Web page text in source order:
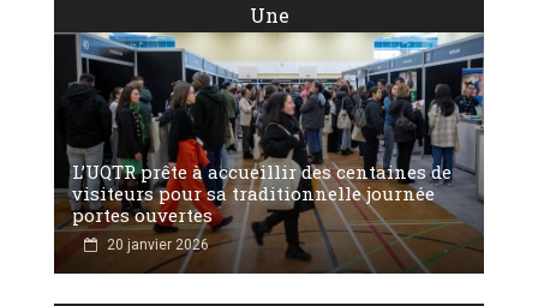
Une
L’UQTR prête à accueillir des centaines de
visiteurs pour sa traditionnelle journée
portes ouvertes
20 janvier 2026